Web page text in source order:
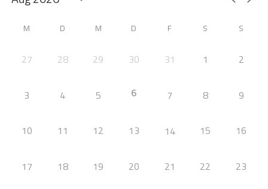
M D M D F S S
27 28 29 30 31 1 2
3 4 5 6 7 8 9
10 11 12 13 14 15 16
17 18 19 20 21 22 23